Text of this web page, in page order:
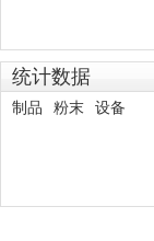
统计数据
制品 粉末 设备